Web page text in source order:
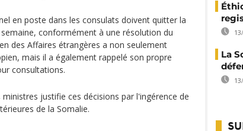
en poste dans les consulats doivent quitter la
conformément à une résolution du
des Affaires étrangères a non seulement
mais il a également rappelé son propre
consultations.
justifie ces décisions par l'ingérence de
de la Somalie.
La